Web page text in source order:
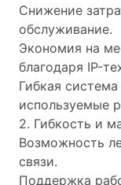
Снижение
обслуживание.
Экономия на
благодаря IP-
Гибкая
используемые
2. Гибкость и
Возможность
связи.
Поддержка